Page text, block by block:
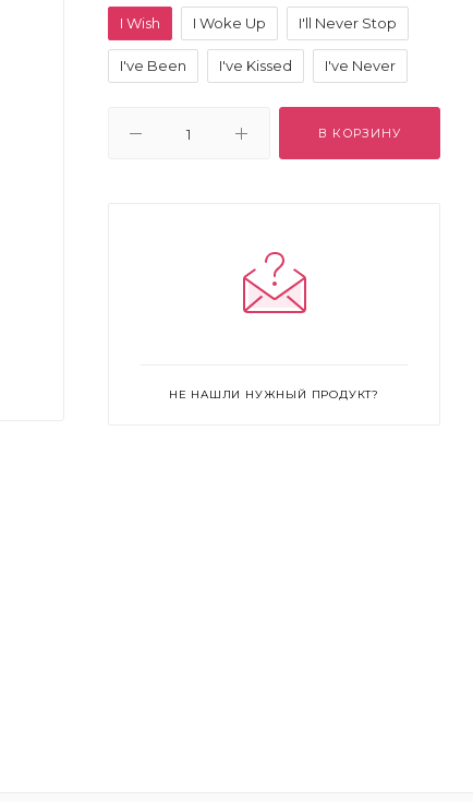
I Wish I Woke Up I'll Never Stop
I've Been I've Kissed I've Never
Im Addicted
When Im Alone
В КОРЗИНУ
НЕ НАШЛИ НУЖНЫЙ ПРОДУКТ?